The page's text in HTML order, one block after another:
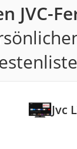
JVC-
Jvc